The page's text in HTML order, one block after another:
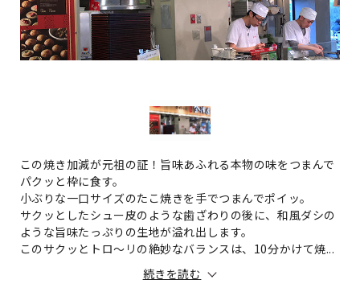
この焼き加減が元祖の証！旨味あふれる本物の味をつまんで
パクッと枠に食す。
小ぶりな一口サイズのたこ焼きを手でつまんでポイッ。
サクッとしたシュー皮のような歯ざわりの後に、和風ダシの
ような旨味たっぷりの生地が溢れ出します。
このサクッとトロ～リの絶妙なバランスは、10分かけて焼...
続きを読む